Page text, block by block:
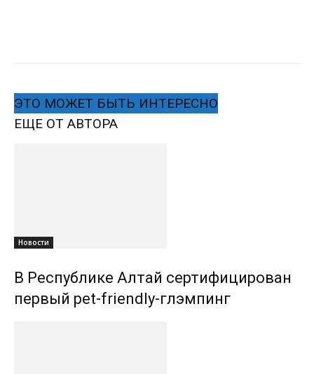
ЭТО МОЖЕТ БЫТЬ ИНТЕРЕСНО
ЕЩЕ ОТ АВТОРА
Новости
В Республике Алтай сертифицирован
первый pet-friendly-глэмпинг